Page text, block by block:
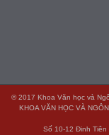
© 2017 Khoa Văn học và
KHOA VĂN HỌC VÀ
Số 10-12 Đinh